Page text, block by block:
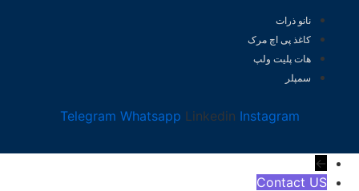
نانو ذرات
کاغذ پی اچ مرک
هات پلیت ولپ
سمپلر
Telegram Whatsapp Linkedin Instagram
←
Contact US